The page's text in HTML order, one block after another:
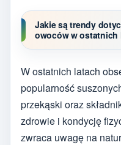
Jakie są trendy
owoców w ostatnich
W ostatnich latach
popularność
przekąski oraz
zdrowie i kondycję
zwraca uwagę na